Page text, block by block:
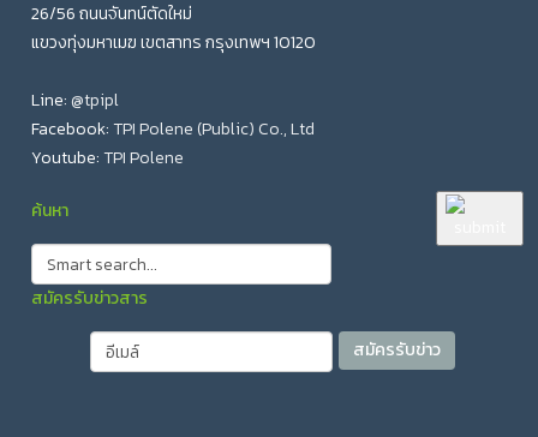
26/56 ถนนจันทน์ตัดใหม่
แขวงทุ่งมหาเมฆ เขตสาทร กรุงเทพฯ 10120
Line:@tpipl
Facebook:TPI Polene (Public) Co., Ltd
Youtube:TPI Polene
ค้นหา
สมัครรับข่าวสาร